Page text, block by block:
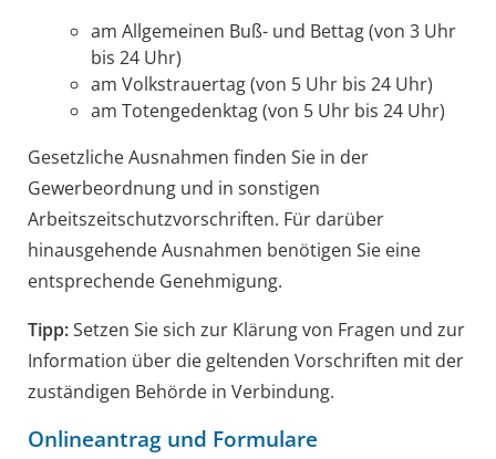
am Allgemeinen Buß- und Bettag (von 3 Uhr
bis 24 Uhr)
am Volkstrauertag (von 5 Uhr bis 24 Uhr)
am Totengedenktag (von 5 Uhr bis 24 Uhr)
Gesetzliche Ausnahmen finden Sie in der
Gewerbeordnung und in sonstigen
Arbeitszeitschutzvorschriften. Für darüber
hinausgehende Ausnahmen benötigen Sie eine
entsprechende Genehmigung.
Tipp:Setzen Sie sich zur Klärung von Fragen und zur
Information über die geltenden Vorschriften mit der
zuständigen Behörde in Verbindung.
Onlineantrag und Formulare